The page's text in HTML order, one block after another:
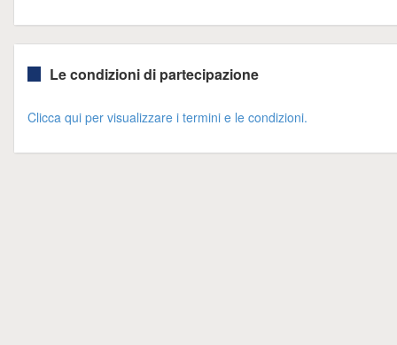
Le condizioni di partecipazione
Clicca qui per visualizzare i termini e le condizioni.